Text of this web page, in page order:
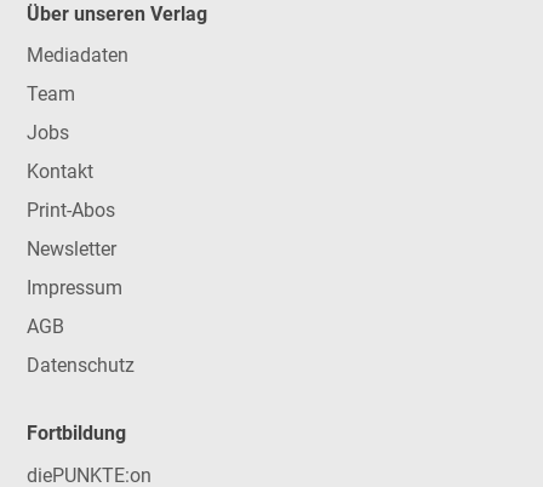
Über unseren Verlag
Mediadaten
Team
Jobs
Kontakt
Print-Abos
Newsletter
Impressum
AGB
Datenschutz
Fortbildung
diePUNKTE:on